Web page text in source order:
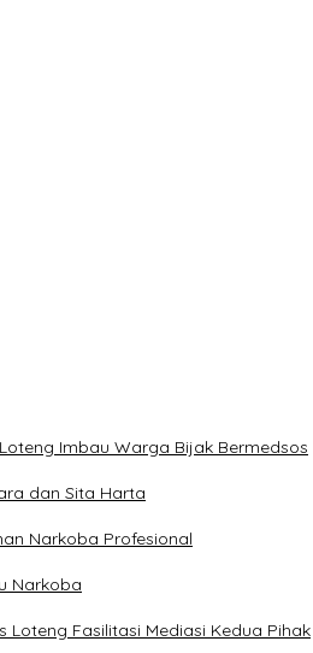
Imbau Warga Bijak Bermedsos
dan Sita Harta
Narkoba Profesional
Narkoba
Loteng Fasilitasi Mediasi Kedua Pihak